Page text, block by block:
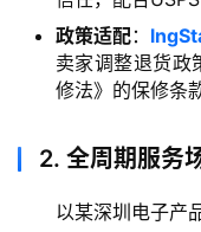
牌
政策适配：
卖家调整退货政
修法》的保修条款
2. 全周期服务
以某深圳电子产